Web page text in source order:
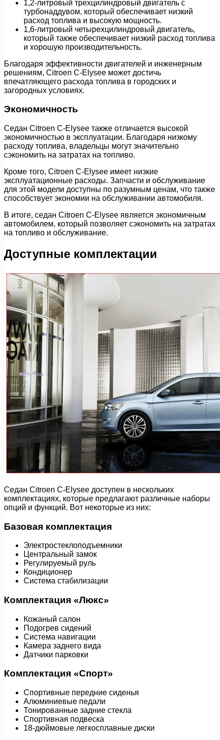
1,2-литровый трехцилиндровый двигатель с
турбонаддувом, который обеспечивает низкий
расход топлива и высокую мощность.
1,6-литровый четырехцилиндровый двигатель,
который также обеспечивает низкий расход топлива
и хорошую производительность.
Благодаря эффективности двигателей и инженерным
решениям, Citroen C-Elysee может достичь
впечатляющего расхода топлива в городских и
загородных условиях.
Экономичность
Седан Citroen C-Elysee также отличается высокой
экономичностью в эксплуатации. Благодаря низкому
расходу топлива, владельцы могут значительно
сэкономить на затратах на топливо.
Кроме того, Citroen C-Elysee имеет низкие
эксплуатационные расходы. Запчасти и обслуживание
для этой модели доступны по разумным ценам, что также
способствует экономии на обслуживании автомобиля.
В итоге, седан Citroen C-Elysee является экономичным
автомобилем, который позволяет сэкономить на затратах
на топливо и обслуживание.
Доступные комплектации
Седан Citroen C-Elysee доступен в нескольких
комплектациях, которые предлагают различные наборы
опций и функций. Вот некоторые из них:
Базовая комплектация
Электростеклоподъемники
Центральный замок
Регулируемый руль
Кондиционер
Система стабилизации
Комплектация «Люкс»
Кожаный салон
Подогрев сидений
Система навигации
Камера заднего вида
Датчики парковки
Комплектация «Спорт»
Спортивные передние сиденья
Алюминиевые педали
Тонированные задние стекла
Спортивная подвеска
18-дюймовые легкосплавные диски